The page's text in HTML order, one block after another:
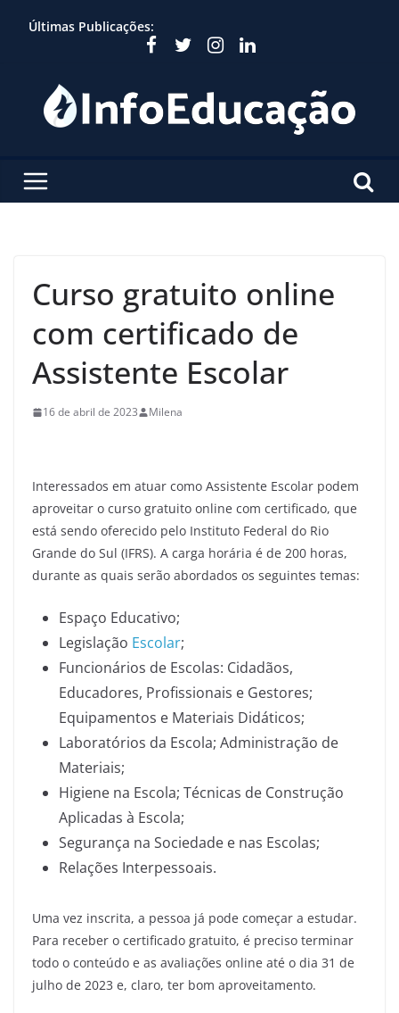
Últimas Publicações:
Curso gratuito online
com certificado de
Assistente Escolar
16 de abril de 2023 Milena
Interessados em atuar como Assistente Escolar podem
aproveitar o curso gratuito online com certificado, que
está sendo oferecido pelo Instituto Federal do Rio
Grande do Sul (IFRS). A carga horária é de 200 horas,
durante as quais serão abordados os seguintes temas:
Espaço Educativo;
Legislação Escolar;
Funcionários de Escolas: Cidadãos,
Educadores, Profissionais e Gestores;
Equipamentos e Materiais Didáticos;
Laboratórios da Escola; Administração de
Materiais;
Higiene na Escola; Técnicas de Construção
Aplicadas à Escola;
Segurança na Sociedade e nas Escolas;
Relações Interpessoais.
Uma vez inscrita, a pessoa já pode começar a estudar.
Para receber o certificado gratuito, é preciso terminar
todo o conteúdo e as avaliações online até o dia 31 de
julho de 2023 e, claro, ter bom aproveitamento.